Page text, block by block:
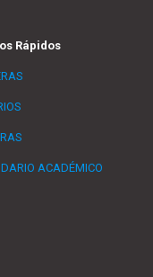
Rápidos
ACADÉMICO